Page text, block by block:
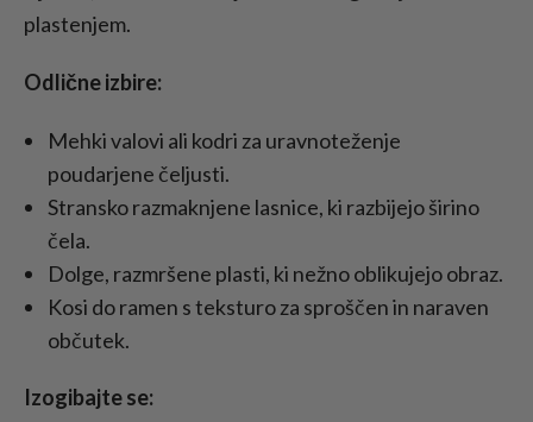
plastenjem.
Odlične izbire:
Mehki valovi ali kodri za uravnoteženje
poudarjene čeljusti.
Stransko razmaknjene lasnice, ki razbijejo širino
čela.
Dolge, razmršene plasti, ki nežno oblikujejo obraz.
Kosi do ramen s teksturo za sproščen in naraven
občutek.
Izogibajte se: